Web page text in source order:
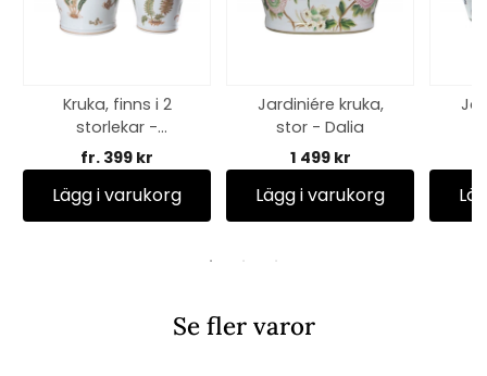
Kruka, finns i 2
storlekar -
Ormbunke
fr. 399 kr
Lägg i varukorg
Jardiniére kruka,
stor - Dalia
1 499 kr
Lägg i varukorg
Se fler varor